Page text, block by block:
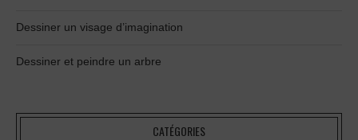
Dessiner un visage d’imagination
Dessiner et peindre un arbre
CATÉGORIES